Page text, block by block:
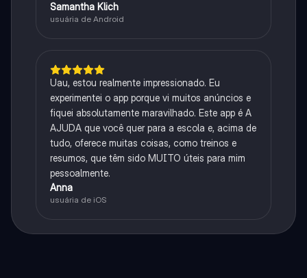
Samantha Klich
usuária de Android
Uau, estou realmente impressionado. Eu
experimentei o app porque vi muitos anúncios e
fiquei absolutamente maravilhado. Este app é A
AJUDA que você quer para a escola e, acima de
tudo, oferece muitas coisas, como treinos e
resumos, que têm sido MUITO úteis para mim
pessoalmente.
Anna
usuária de iOS